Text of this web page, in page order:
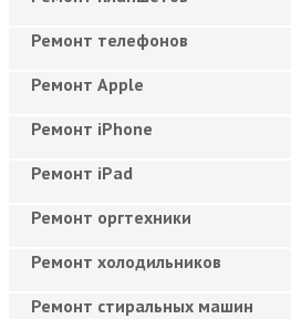
Ремонт телефонов
Ремонт Apple
Ремонт iPhone
Ремонт iPad
Ремонт оргтехники
Ремонт холодильников
Ремонт стиральных машин